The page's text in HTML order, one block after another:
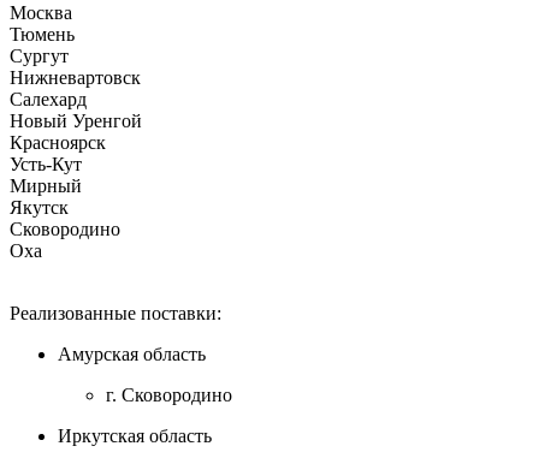
Москва
Тюмень
Сургут
Нижневартовск
Салехард
Новый Уренгой
Красноярск
Усть-Кут
Мирный
Якутск
Сковородино
Оха
Реализованные поставки:
Амурская область
г. Сковородино
Иркутская область